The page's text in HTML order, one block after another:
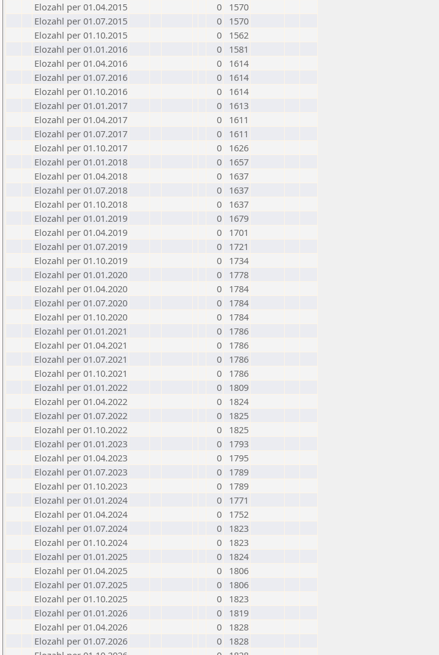
Elozahl per 01.04.2015
0
1570
Elozahl per 01.07.2015
0
1570
Elozahl per 01.10.2015
0
1562
Elozahl per 01.01.2016
0
1581
Elozahl per 01.04.2016
0
1614
Elozahl per 01.07.2016
0
1614
Elozahl per 01.10.2016
0
1614
Elozahl per 01.01.2017
0
1613
Elozahl per 01.04.2017
0
1611
Elozahl per 01.07.2017
0
1611
Elozahl per 01.10.2017
0
1626
Elozahl per 01.01.2018
0
1657
Elozahl per 01.04.2018
0
1637
Elozahl per 01.07.2018
0
1637
Elozahl per 01.10.2018
0
1637
Elozahl per 01.01.2019
0
1679
Elozahl per 01.04.2019
0
1701
Elozahl per 01.07.2019
0
1721
Elozahl per 01.10.2019
0
1734
Elozahl per 01.01.2020
0
1778
Elozahl per 01.04.2020
0
1784
Elozahl per 01.07.2020
0
1784
Elozahl per 01.10.2020
0
1784
Elozahl per 01.01.2021
0
1786
Elozahl per 01.04.2021
0
1786
Elozahl per 01.07.2021
0
1786
Elozahl per 01.10.2021
0
1786
Elozahl per 01.01.2022
0
1809
Elozahl per 01.04.2022
0
1824
Elozahl per 01.07.2022
0
1825
Elozahl per 01.10.2022
0
1825
Elozahl per 01.01.2023
0
1793
Elozahl per 01.04.2023
0
1795
Elozahl per 01.07.2023
0
1789
Elozahl per 01.10.2023
0
1789
Elozahl per 01.01.2024
0
1771
Elozahl per 01.04.2024
0
1752
Elozahl per 01.07.2024
0
1823
Elozahl per 01.10.2024
0
1823
Elozahl per 01.01.2025
0
1824
Elozahl per 01.04.2025
0
1806
Elozahl per 01.07.2025
0
1806
Elozahl per 01.10.2025
0
1823
Elozahl per 01.01.2026
0
1819
Elozahl per 01.04.2026
0
1828
Elozahl per 01.07.2026
0
1828